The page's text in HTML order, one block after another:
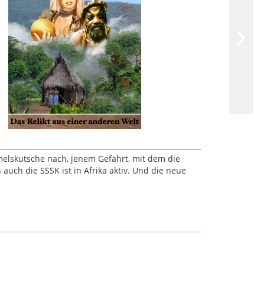
nach, jenem Gefährt, mit dem die
die SSSK ist in Afrika aktiv. Und die neue